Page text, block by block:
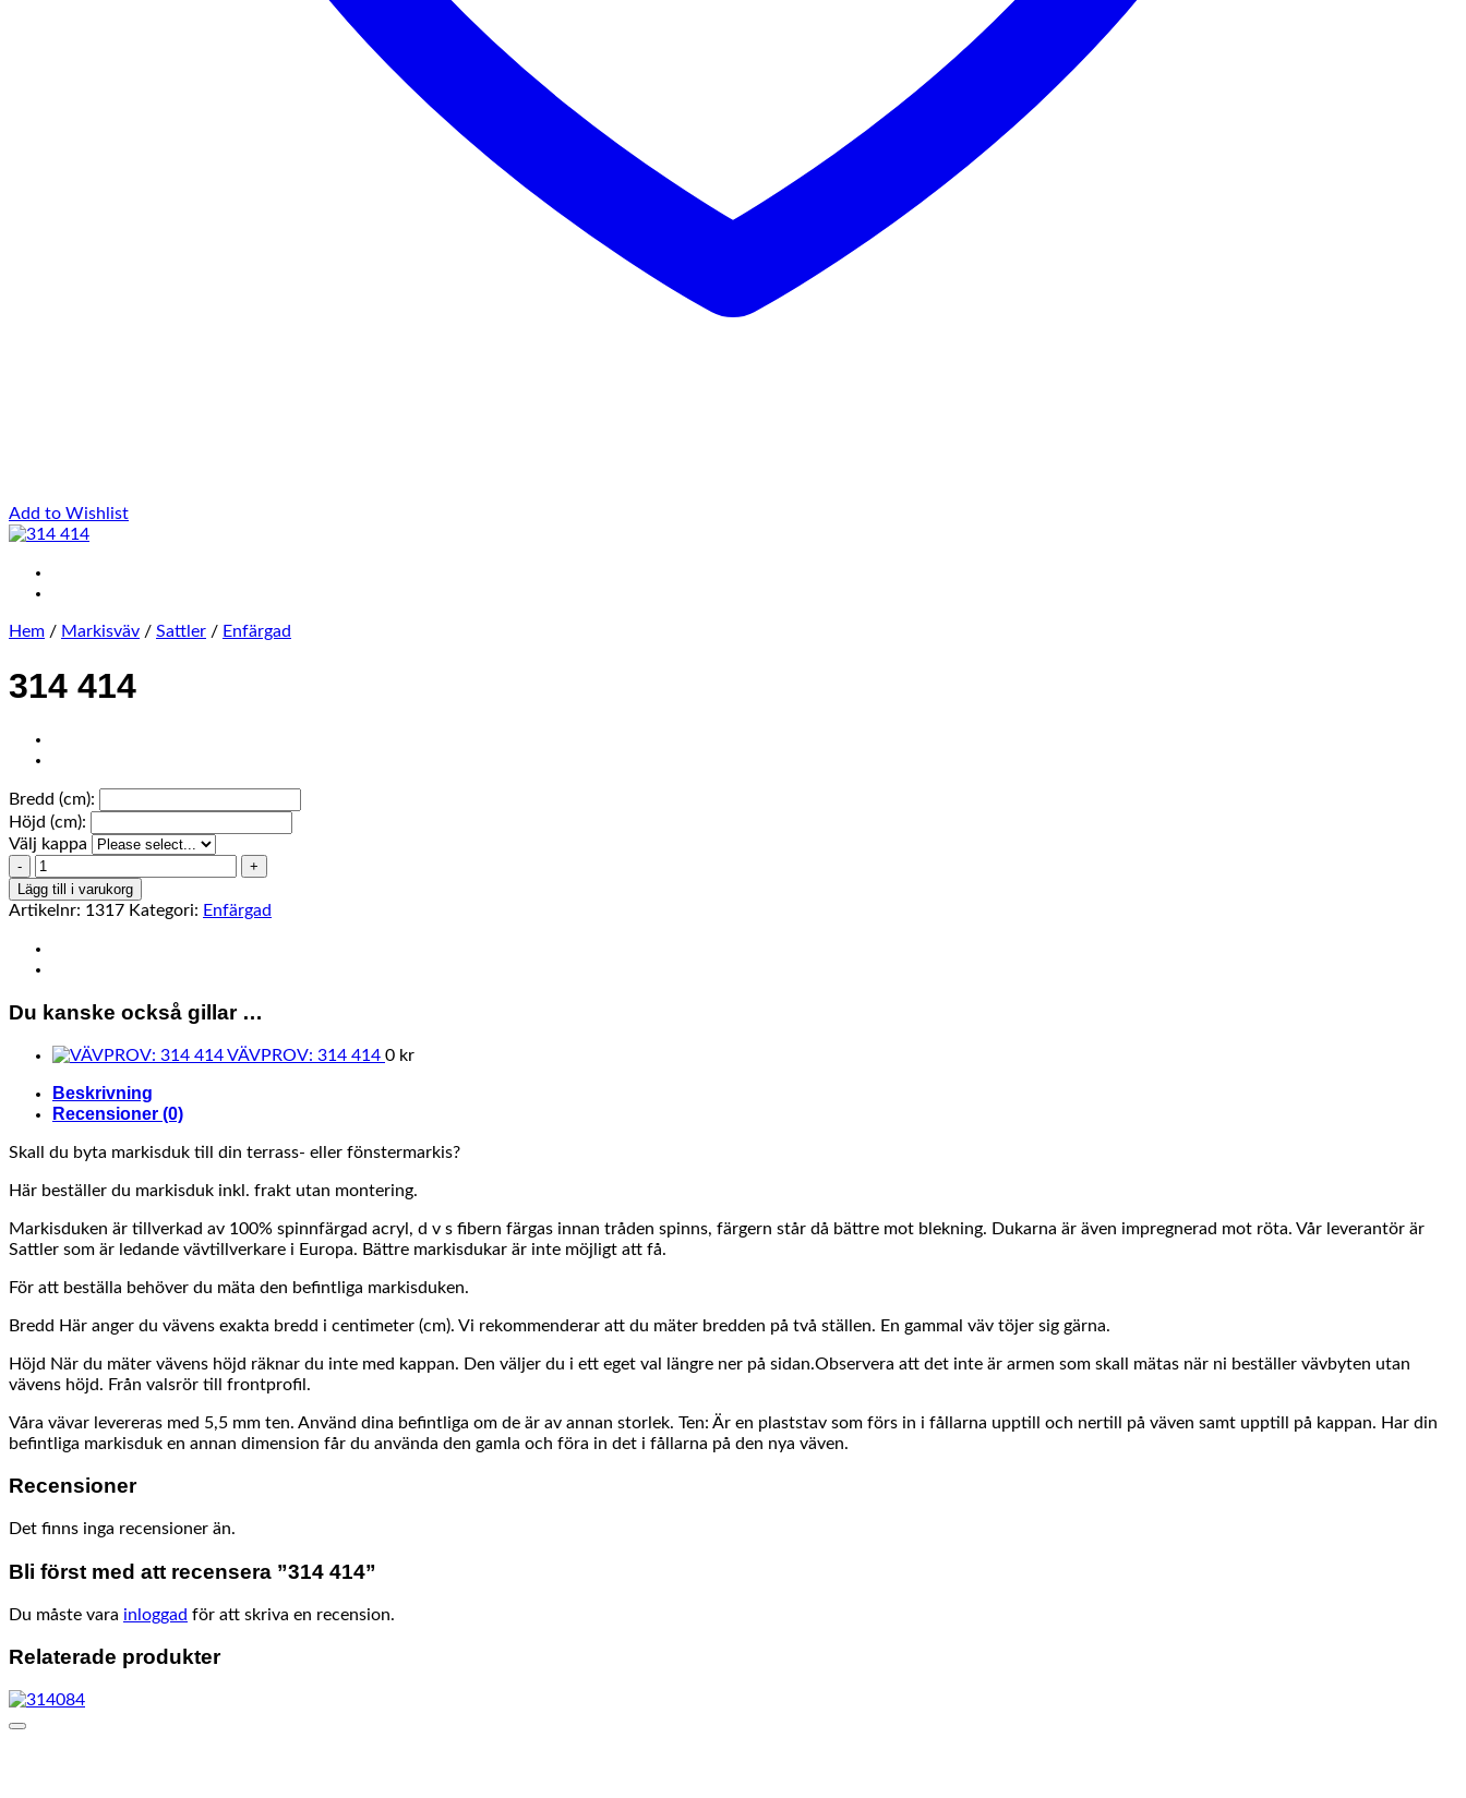
Add to Wishlist
Hem / Markisväv / Sattler / Enfärgad
314 414
Bredd (cm):
Höjd (cm):
Välj kappa
314
414
mängd
Lägg till i varukorg
Artikelnr: 1317 Kategori: Enfärgad
Du kanske också gillar …
VÄVPROV: 314 414 0 kr
Beskrivning
Recensioner (0)
Skall du byta markisduk till din terrass- eller fönstermarkis?
Här beställer du markisduk inkl. frakt utan montering.
Markisduken är tillverkad av 100% spinnfärgad acryl, d v s fibern färgas innan tråden spinns, färgern står då bättre mot blekning. Dukarna är även impregnerad mot röta. Vår leverantör är
Sattler som är ledande vävtillverkare i Europa. Bättre markisdukar är inte möjligt att få.
För att beställa behöver du mäta den befintliga markisduken.
Bredd Här anger du vävens exakta bredd i centimeter (cm). Vi rekommenderar att du mäter bredden på två ställen. En gammal väv töjer sig gärna.
Höjd När du mäter vävens höjd räknar du inte med kappan. Den väljer du i ett eget val längre ner på sidan.Observera att det inte är armen som skall mätas när ni beställer vävbyten utan
vävens höjd. Från valsrör till frontprofil.
Våra vävar levereras med 5,5 mm ten. Använd dina befintliga om de är av annan storlek. Ten: Är en plaststav som förs in i fållarna upptill och nertill på väven samt upptill på kappan. Har din
befintliga markisduk en annan dimension får du använda den gamla och föra in det i fållarna på den nya väven.
Recensioner
Det finns inga recensioner än.
Bli först med att recensera ”314 414”
Du måste vara inloggad för att skriva en recension.
Relaterade produkter